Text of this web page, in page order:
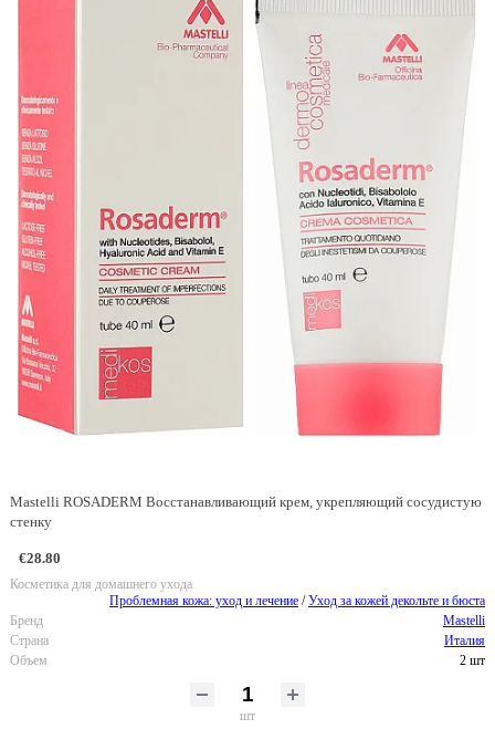
Mastelli ROSADERM Восстанавливающий крем, укрепляющий сосудистую
стенку
€28.80
Косметика для домашнего ухода
Проблемная кожа: уход и лечение /Уход за кожей декольте и бюста
Бренд
Mastelli
Страна
Италия
Объем
2 шт
шт